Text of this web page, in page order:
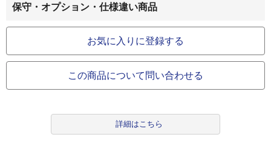
保守・オプション・仕様違い商品
お気に入りに登録する
この商品について問い合わせる
詳細はこちら